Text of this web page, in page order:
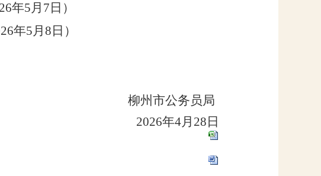
年5月 7 日）
年5月 8 日）
柳州市公务员局
年4月 28 日